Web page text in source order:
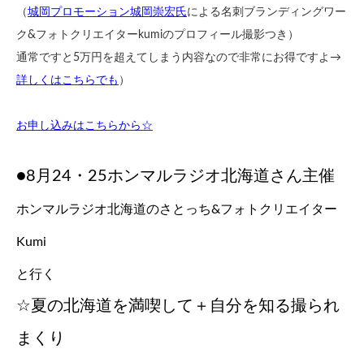
（城岡プロモーション城岡崇宏氏による名刺ブランディングワー
ク&フォトクリエイターkumiのプロフィール撮影つき）
通常ですと5万円を超えてしまう内容なので非常にお得ですよ→
詳しくはこちらでも ）
お申し込みはこちらから☆
●8月24・25ホンマルラジオ北海道さん主催
ホンマルラジオ北海道のさとっち&フォトクリエイター
Kumi
と行く
☆夏の北海道を満喫して＋自分を知る撮られ
まくり